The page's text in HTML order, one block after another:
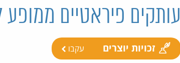
עותקים פיראטיים ממופע לייב 8 נמכרים
זכויות יוצרים עקבו